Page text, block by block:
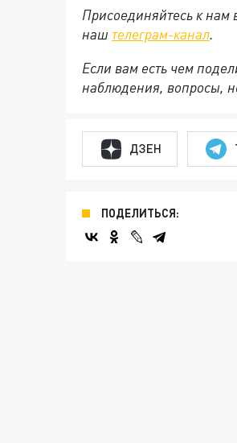
Присоединяйтесь к нам
наш телеграм-канал.
Если вам есть чем
наблюдения, вопросы,
ДЗЕН
ПОДЕЛИТЬСЯ: